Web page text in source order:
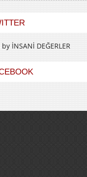
by İNSANİ DEĞERLER